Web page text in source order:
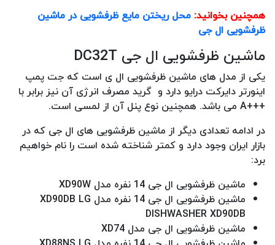
همچنین بخوانید: محل ریختن مایع ظرفشویی در ماشین
ظرفشویی ال جی
ماشین ظرفشویی ال جی DC32T
یکی از مدل های ماشین ظرفشویی ال ی است که جت پمپ
اینورتر دایرکت درایو دارد و گرید مصرف انرژی آن نیز برابر با
+++A می باشد. همچنین نوع پنل آن از لمسی است.
در ادامه تعدادی دیگر از ماشین ظرفشویی های ال جی که در
بازار ایران وجود دارد و کمتر شناخته شده است را نام خواهیم
برد:
ماشین ظرفشویی ال جی 14 نفره مدل XD90W
ماشین ظرفشویی ال جی 14 نفره مدل XD90DB LG
DISHWASHER XD90DB
ماشین ظرفشویی ال جی مدل XD74